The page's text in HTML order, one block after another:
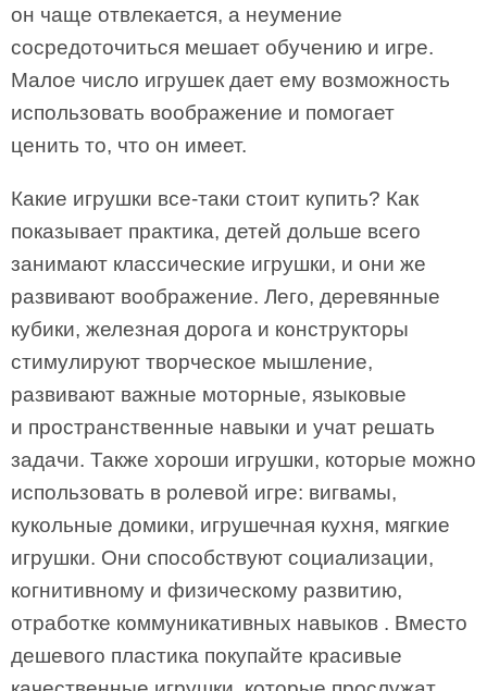
он чаще отвлекается, а неумение
сосредоточиться мешает обучению и игре.
Малое число игрушек дает ему возможность
использовать воображение и помогает
ценить то, что он имеет.
Какие игрушки все-таки стоит купить? Как
показывает практика, детей дольше всего
занимают классические игрушки, и они же
развивают воображение. Лего, деревянные
кубики, железная дорога и конструкторы
стимулируют творческое мышление,
развивают важные моторные, языковые
и пространственные навыки и учат решать
задачи. Также хороши игрушки, которые можно
использовать в ролевой игре: вигвамы,
кукольные домики, игрушечная кухня, мягкие
игрушки. Они способствуют социализации,
когнитивному и физическому развитию,
отработке коммуникативных навыков . Вместо
дешевого пластика покупайте красивые